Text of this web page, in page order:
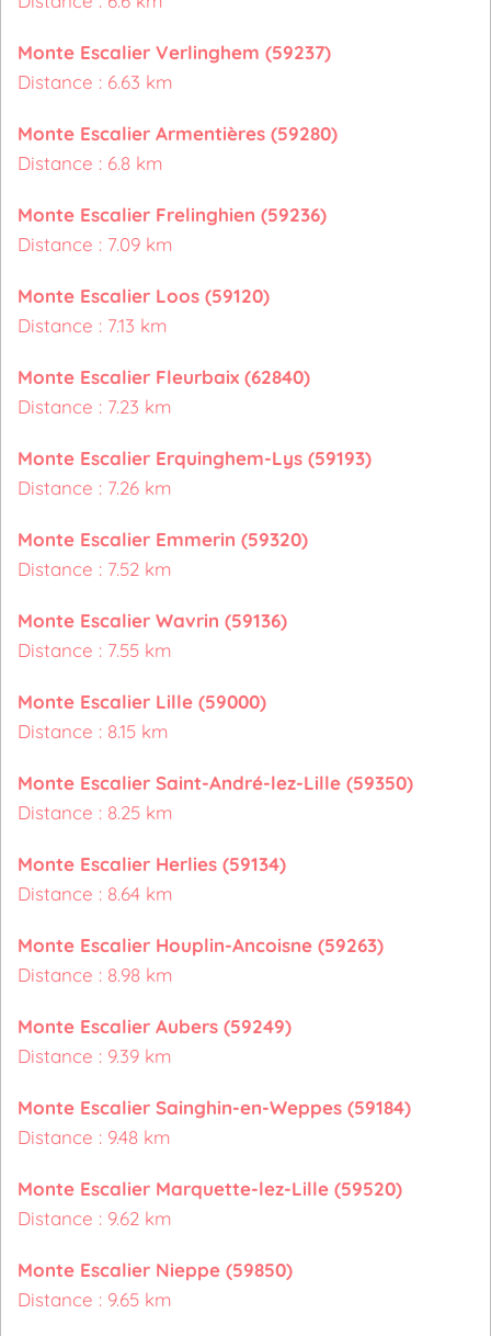
Monte Escalier Verlinghem (59237)
Distance : 6.63 km
Monte Escalier Armentières (59280)
Distance : 6.8 km
Monte Escalier Frelinghien (59236)
Distance : 7.09 km
Monte Escalier Loos (59120)
Distance : 7.13 km
Monte Escalier Fleurbaix (62840)
Distance : 7.23 km
Monte Escalier Erquinghem-Lys (59193)
Distance : 7.26 km
Monte Escalier Emmerin (59320)
Distance : 7.52 km
Monte Escalier Wavrin (59136)
Distance : 7.55 km
Monte Escalier Lille (59000)
Distance : 8.15 km
Monte Escalier Saint-André-lez-Lille (59350)
Distance : 8.25 km
Monte Escalier Herlies (59134)
Distance : 8.64 km
Monte Escalier Houplin-Ancoisne (59263)
Distance : 8.98 km
Monte Escalier Aubers (59249)
Distance : 9.39 km
Monte Escalier Sainghin-en-Weppes (59184)
Distance : 9.48 km
Monte Escalier Marquette-lez-Lille (59520)
Distance : 9.62 km
Monte Escalier Nieppe (59850)
Distance : 9.65 km